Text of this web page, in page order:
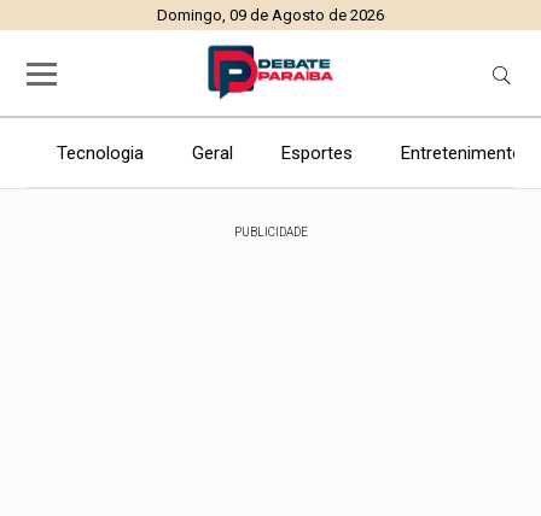
Domingo, 09 de Agosto de 2026
Tecnologia Geral Esportes Entretenimento
PUBLICIDADE